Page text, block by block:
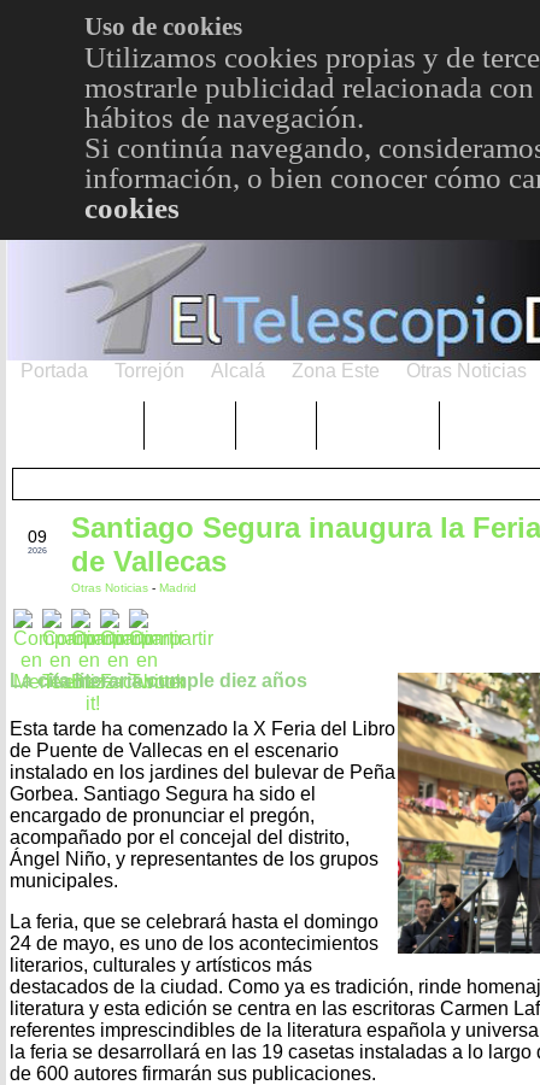
Uso de cookies
Utilizamos cookies propias y de
mostrarle publicidad relacionada
hábitos de navegación.
Si continúa navegando,
información, o bien conocer cómo
cookies
Portada Torrejón Alcalá Zona Este Otras Noticias
09
2026
Santiago Segura inaugura la
de Vallecas
Otras Noticias - Madrid
La cita literaria cumple diez años
Esta tarde ha comenzado la X Feria del Libro
de Puente de Vallecas en el escenario
instalado en los jardines del bulevar de Peña
Gorbea. Santiago Segura ha sido el
encargado de pronunciar el pregón,
acompañado por el concejal del distrito,
Ángel Niño, y representantes de los grupos
municipales.
La feria, que se celebrará hasta el domingo
24 de mayo, es uno de los acontecimientos
literarios, culturales y artísticos más
destacados de la ciudad. Como ya es tradición, rinde
literatura y esta edición se centra en las escritoras Carmen
referentes imprescindibles de la literatura española y
la feria se desarrollará en las 19 casetas instaladas a lo
de 600 autores firmarán sus publicaciones.